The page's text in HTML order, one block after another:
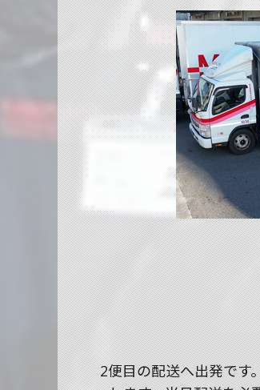
2便目の配送へ出発です